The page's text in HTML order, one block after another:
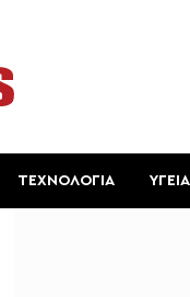
ΤΕΧΝΟΛΟΓΙΑ ΥΓΕΙΑ